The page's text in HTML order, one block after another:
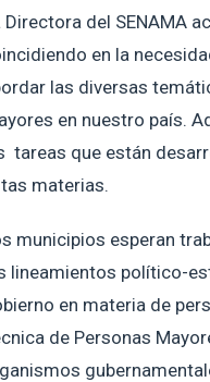
Directora del SENAMA
en la
las diversas
en nuestro país.
tareas que están
materias.
municipios esperan
lineamientos político-
en materia de
de Personas